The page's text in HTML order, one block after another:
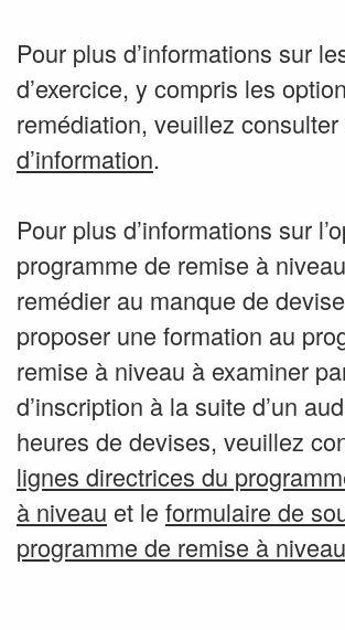
Pour plus d’informations sur
d’exercice, y compris les
remédiation, veuillez consulter
d’information.
Pour plus d’informations sur
programme de remise à
remédier au manque de
proposer une formation au
remise à niveau à examiner
d’inscription à la suite d’un
heures de devises, veuillez
lignes directrices du
à niveau et le formulaire de
programme de remise à niveau